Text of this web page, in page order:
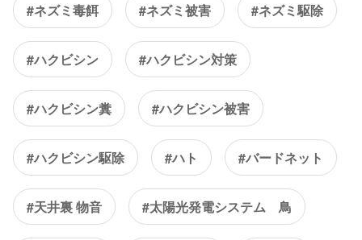
#ネズミ毒餌 #ネズミ被害 #ネズミ駆除
#ハクビシン #ハクビシン対策
#ハクビシン糞 #ハクビシン被害
#ハクビシン駆除 #ハト #バードネット
#天井裏 物音 #太陽光発電システム 鳥